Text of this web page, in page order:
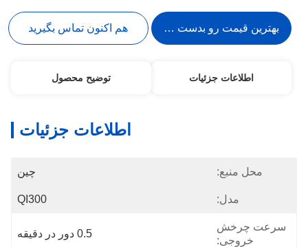
بهترین قیمت رو بدست بیار هم اکنون تماس بگیرید
اطلاعات جزئیات توضیح محصول
اطلاعات جزئیات
محل منبع: چین
مدل: QI300
سرعت چرخش
خروجی:
0.5 دور در دقیقه